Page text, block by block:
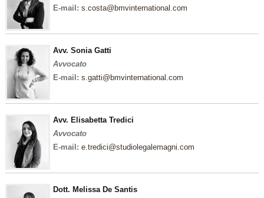
E-mail: s.costa@bmvinternational.com
Avv. Sonia Gatti
Avvocato
E-mail: s.gatti@bmvinternational.com
Avv. Elisabetta Tredici
Avvocato
E-mail: e.tredici@studiolegalemagni.com
Dott. Melissa De Santis